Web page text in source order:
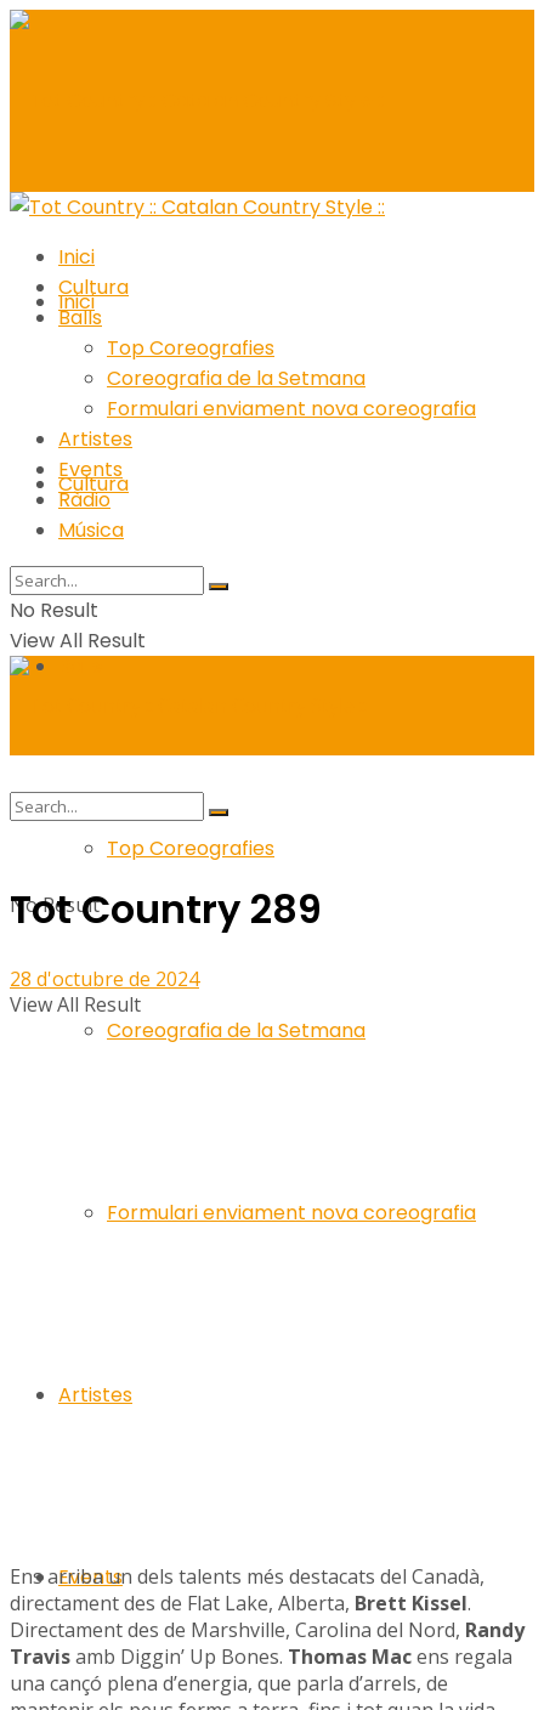
Inici
Cultura
Top Coreografies
Coreografia de la Setmana
Formulari enviament nova coreografia
Artistes
Events
Inici
Cultura
Balls
Top Coreografies
Coreografia de la Setmana
Formulari enviament nova coreografia
Artistes
Events
Ràdio
Música
No Result
View All Result
No Result
View All Result
Tot Country 289
28 d'octubre de 2024
Ens arriba un dels talents més destacats del Canadà,
directament des de Flat Lake, Alberta, Brett Kissel.
Directament des de Marshville, Carolina del Nord, Randy
Travisamb Diggin’ Up Bones. Thomas Macens regala
una cançó plena d’energia, que parla d’arrels, de